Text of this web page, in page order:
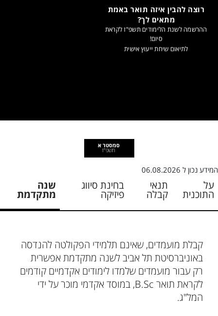
רוצה להבין איזה תואר באמת
מתאים לך?
ההרשמה לשנת הלימודים תשפ"ז לקראת
סיום!
לתיאום שיחת ייעוץ אישית
סמסטר א
תשפ"ז
המידע נכון ל 06.08.2026
על
התוכנית
תנאי
קבלה
בחינת סיווג
פיזיקה
שנה
מתקדמת
קבלת מועמדים, שאינם תלמידי הפקולטה להנדסה
באוניברסיטת תל אביב לשנה מתקדמת אפשרית
רק עבור מועמדים שלמדו לימודים אקדמיים קודמים
לקראת תואר B.Sc, במוסד אקדמי מוכר על ידי
המל"ג.